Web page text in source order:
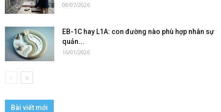
08/07/2026
EB-1C hay L1A: con đường nào phù hợp nhân sự
quản...
16/01/2026
Bài viết mới